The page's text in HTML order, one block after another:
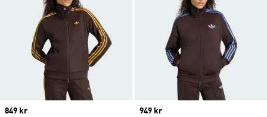
Price
849 kr
Price
949 kr